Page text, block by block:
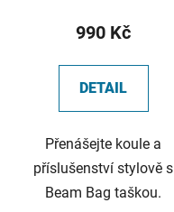
990 Kč
DETAIL
Přenášejte koule a
příslušenství stylově s
Beam Bag taškou.